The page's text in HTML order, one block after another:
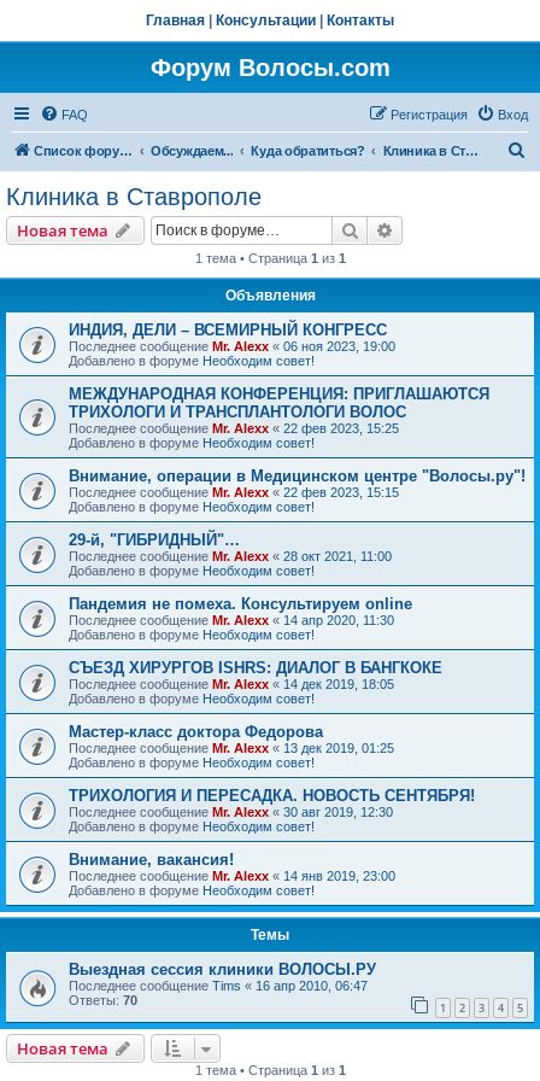
Главная Консультации Контакты
Форум Волосы.com
FAQ Вход
Регистрация
Список форумов Обсуждаем... Куда обратиться? Клиника в Ставрополе
Клиника в Ставрополе
Новая тема Поиск
1 тема • Страница 1 из 1
Объявления
ИНДИЯ, ДЕЛИ – ВСЕМИРНЫЙ КОНГРЕСС
Последнее сообщение Mr. Alexx « 06 ноя 2023, 19:00
Добавлено в форуме Необходим совет!
МЕЖДУНАРОДНАЯ КОНФЕРЕНЦИЯ: ПРИГЛАШАЮТСЯ
ТРИХОЛОГИ И ТРАНСПЛАНТОЛОГИ ВОЛОС
Последнее сообщение Mr. Alexx « 22 фев 2023, 15:25
Добавлено в форуме Необходим совет!
Внимание, операции в Медицинском центре "Волосы.ру"!
Последнее сообщение Mr. Alexx « 22 фев 2023, 15:15
Добавлено в форуме Необходим совет!
29-й, "ГИБРИДНЫЙ"…
Последнее сообщение Mr. Alexx « 28 окт 2021, 11:00
Добавлено в форуме Необходим совет!
Пандемия не помеха. Консультируем online
Последнее сообщение Mr. Alexx « 14 апр 2020, 11:30
Добавлено в форуме Необходим совет!
СЪЕЗД ХИРУРГОВ ISHRS: ДИАЛОГ В БАНГКОКЕ
Последнее сообщение Mr. Alexx « 14 дек 2019, 18:05
Добавлено в форуме Необходим совет!
Мастер-класс доктора Федорова
Последнее сообщение Mr. Alexx « 13 дек 2019, 01:25
Добавлено в форуме Необходим совет!
ТРИХОЛОГИЯ И ПЕРЕСАДКА. НОВОСТЬ СЕНТЯБРЯ!
Последнее сообщение Mr. Alexx « 30 авг 2019, 12:30
Добавлено в форуме Необходим совет!
Внимание, вакансия!
Последнее сообщение Mr. Alexx « 14 янв 2019, 23:00
Добавлено в форуме Необходим совет!
Темы
Выездная сессия клиники ВОЛОСЫ.РУ
Последнее сообщение Tims « 16 апр 2010, 06:47
Ответы: 70 1 2 3 4 5
Новая тема
1 тема • Страница 1 из 1